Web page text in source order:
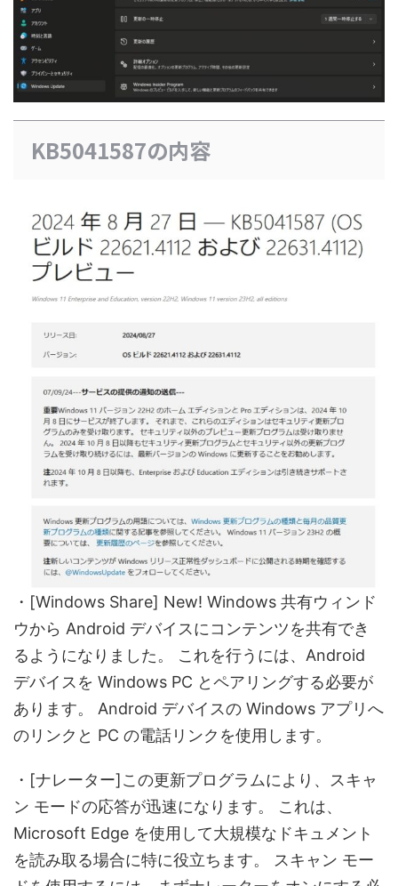
KB5041587の内容
・[Windows Share] New! Windows 共有ウィンド
ウから Android デバイスにコンテンツを共有でき
るようになりました。 これを行うには、Android
デバイスを Windows PC とペアリングする必要が
あります。 Android デバイスの Windows アプリへ
のリンクと PC の電話リンクを使用します。
・[ナレーター]この更新プログラムにより、スキャ
ン モードの応答が迅速になります。 これは、
Microsoft Edge を使用して大規模なドキュメント
を読み取る場合に特に役立ちます。 スキャン モー